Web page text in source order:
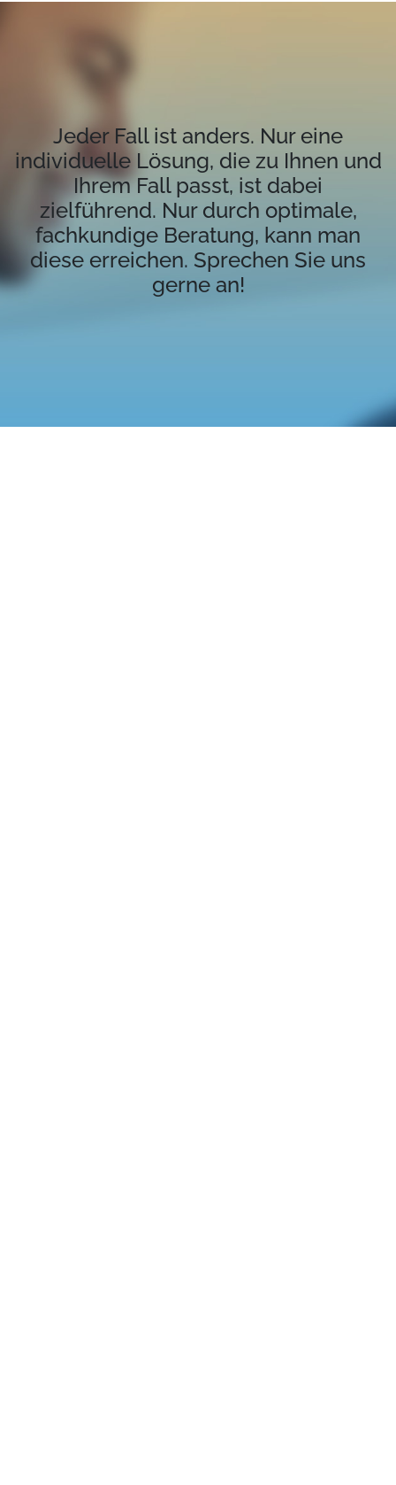
Jeder Fall ist anders. Nur eine
individuelle Lösung, die zu Ihnen und
Ihrem Fall passt, ist dabei
zielführend. Nur durch optimale,
fachkundige Beratung, kann man
diese erreichen. Sprechen Sie uns
gerne an!